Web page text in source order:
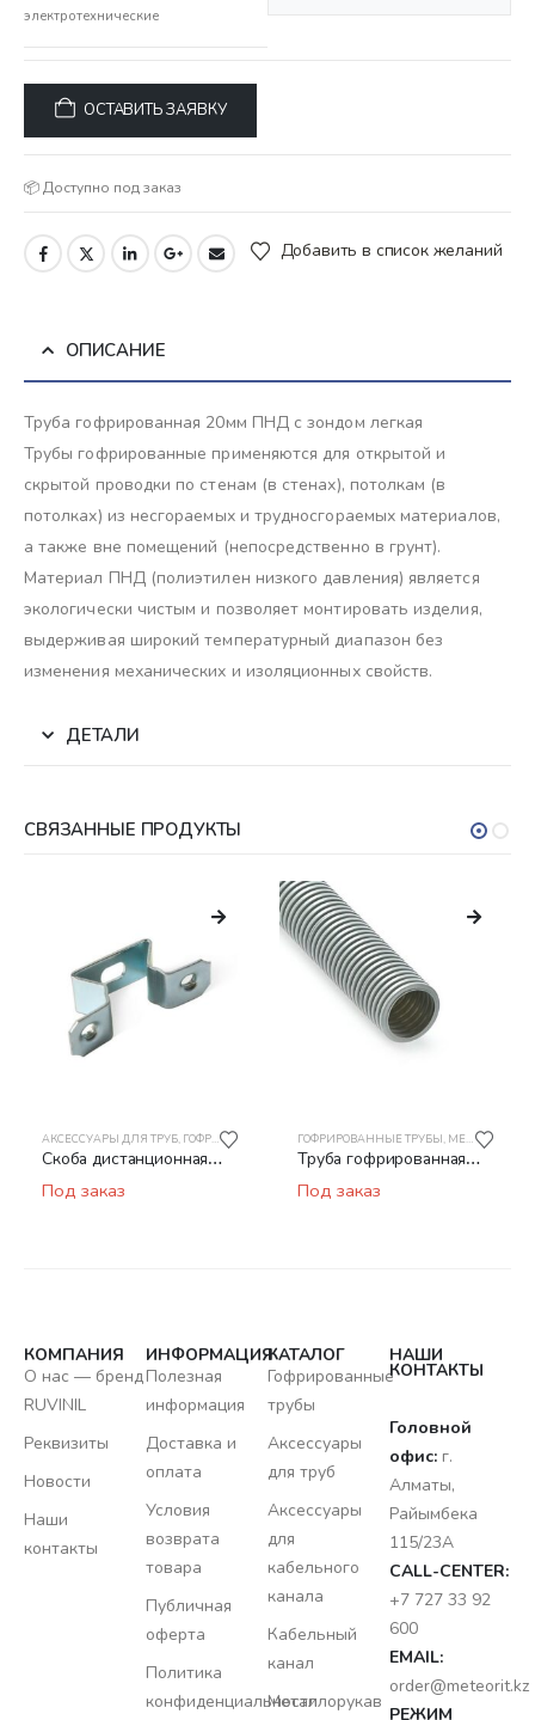
электротехнические
ОСТАВИТЬ ЗАЯВКУ
📦 Доступно под заказ
Добавить в список желаний
ОПИСАНИЕ
Труба гофрированная 20мм ПНД с зондом легкая
Трубы гофрированные применяются для открытой и
скрытой проводки по стенам (в стенах), потолкам (в
потолках) из несгораемых и трудносгораемых материалов,
а также вне помещений (непосредственно в грунт).
Материал ПНД (полиэтилен низкого давления) является
экологически чистым и позволяет монтировать изделия,
выдерживая широкий температурный диапазон без
изменения механических и изоляционных свойств.
ДЕТАЛИ
СВЯЗАННЫЕ ПРОДУКТЫ
,МЕТАЛЛОРУКАВ
АКСЕССУАРЫ ДЛЯ ТРУБ, ГОФРИРОВАННЫЕ ТРУБЫ ,МЕТАЛЛОРУКАВ
Скоба дистанционная
СД1620 Металл
Под заказ
ГОФРИРОВАННЫЕ ТРУБЫ, МЕТАЛЛОРУКАВ
Труба гофрированная
ПВХ РУВИНИЛ 13201
32мм
Под заказ
КОМПАНИЯ
О нас — бренд
RUVINIL
Реквизиты
Новости
Наши
контакты
ИНФОРМАЦИЯ
Полезная
информация
Доставка и
оплата
Условия
возврата
товара
Публичная
оферта
Политика
конфиденциальности
КАТАЛОГ
Гофрированные
трубы
Аксессуары
для труб
Аксессуары
для
кабельного
канала
Кабельный
канал
Металлорукав
НАШИ
КОНТАКТЫ
Головной
офис: г.
Алматы,
Райымбека
115/23A
CALL-CENTER:
+7 727 33 92
600
EMAIL:
order@meteorit.kz
РЕЖИМ